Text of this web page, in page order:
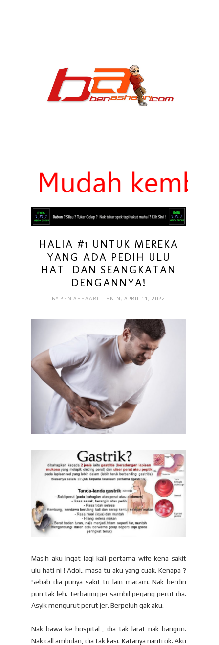
HALIA #1 UNTUK MEREKA
YANG ADA PEDIH ULU
HATI DAN SEANGKATAN
DENGANNYA!
BY BEN ASHAARI- ISNIN, APRIL 11, 2022
Masih aku ingat lagi kali pertama wife kena sakit
ulu hati ni ! Adoi.. masa tu aku yang cuak. Kenapa ?
Sebab dia punya sakit tu lain macam. Nak berdiri
pun tak leh. Terbaring jer sambil pegang perut dia.
Asyik mengurut perut jer. Berpeluh gak aku.
Nak bawa ke hospital , dia tak larat nak bangun.
Nak call ambulan, dia tak kasi. Katanya nanti ok. Aku